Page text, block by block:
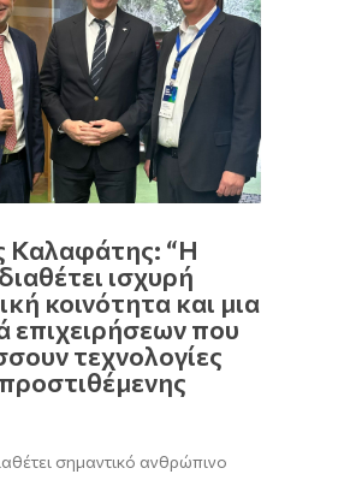
Καλαφάτης: “Η
ισχυρή
κοινότητα και μια
επιχειρήσεων που
τεχνολογίες
σημαντικό ανθρώπινο